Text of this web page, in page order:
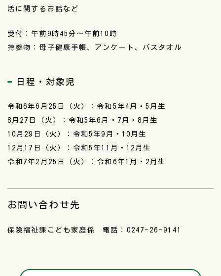
活に関するお話など
受付：午前9時45分〜午前10時
持参物：母子健康手帳、アンケート、バスタオル
日程・対象児
令和6年6月25日（火）：令和5年4月・5月生
8月27日（火）：令和5年6月・7月・8月生
10月29日（火）：令和5年9月・10月生
12月17日（火）：令和5年11月・12月生
令和7年2月25日（火）：令和6年1月・2月生
お問い合わせ先
保険福祉課こども家庭係 電話：0247-26-9141